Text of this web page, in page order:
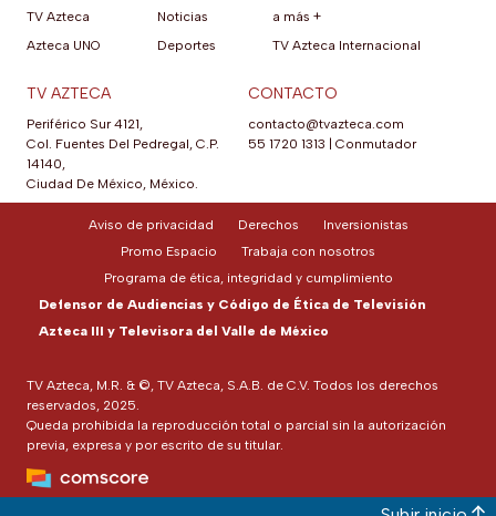
TV Azteca
Azteca UNO
Noticias
Deportes
a más +
TV Azteca Internacional
TV AZTECA
Periférico Sur 4121,
Col. Fuentes Del Pedregal, C.P.
14140,
Ciudad De México, México.
CONTACTO
contacto@tvazteca.com
55 1720 1313
Conmutador
TV Azteca, M.R. & ©, TV Azteca, S.A.B. de C.V. Todos los derechos
reservados, 2025.
Queda prohibida la reproducción total o parcial sin la autorización
previa, expresa y por escrito de su titular.
Aviso de privacidad Derechos
Inversionistas
Promo Espacio
Trabaja con nosotros
Programa de ética, integridad y cumplimiento
Defensor de Audiencias y Código de Ética de Televisión
Azteca III y Televisora del Valle de México